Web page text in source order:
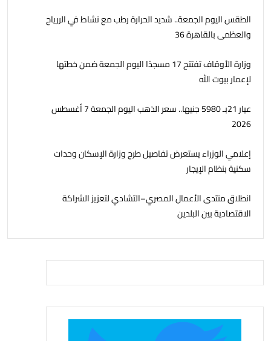
الطقس اليوم الجمعة.. شديد الحرارة رطب مع نشاط في الررياح
والعظمى بالقاهرة 36
وزارة الأوقاف تفتتح 17 مسجدًا اليوم الجمعة ضمن خطتها
لإعمار بيوت الله
عيار 21بـ 5980 جنيها.. سعر الذهب اليوم الجمعة 7 أغسطس
2026
إعلامي الوزراء يستعرض تفاصيل طرح وزارة الإسكان وحدات
سكنية بنظام الإيجار
انطلاق منتدى الأعمال المصري–التشادي لتعزيز الشراكة
الاقتصادية بين البلدين